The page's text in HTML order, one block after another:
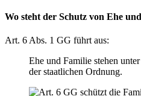
Wo steht der Schutz von Ehe
Art. 6 Abs. 1 GG führt aus:
Ehe und Familie stehen
der staatlichen Ordnung.